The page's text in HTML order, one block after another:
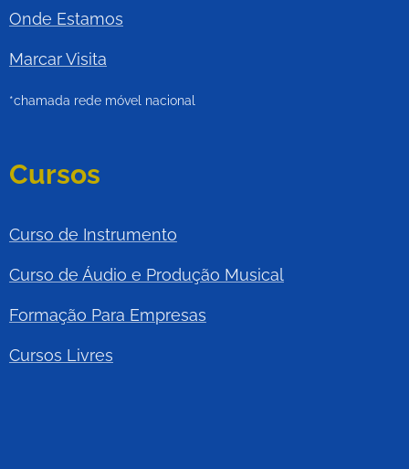
Onde Estamos
Marcar Visita
*chamada rede móvel nacional
Cursos
Curso de Instrumento
Curso de Áudio e Produção Musical
Formação Para Empresas
Cursos Livres